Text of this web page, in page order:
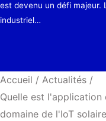
est devenu un défi majeur.
industriel…
Accueil / Actualités /
Quelle est l'application
domaine de l'IoT